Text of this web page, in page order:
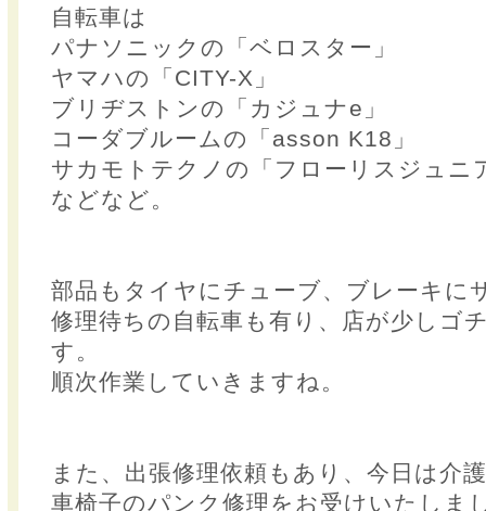
自転車は
パナソニックの「ベロスター」
ヤマハの「CITY-X」
ブリヂストンの「カジュナe」
コーダブルームの「asson K18」
サカモトテクノの「フローリスジュニ
などなど。
部品もタイヤにチューブ、ブレーキに
修理待ちの自転車も有り、店が少しゴ
す。
順次作業していきますね。
また、出張修理依頼もあり、今日は介
車椅子のパンク修理をお受けいたしま